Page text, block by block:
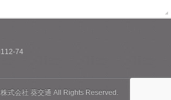
74
株式会社 葵交通 All Rights Reserved.